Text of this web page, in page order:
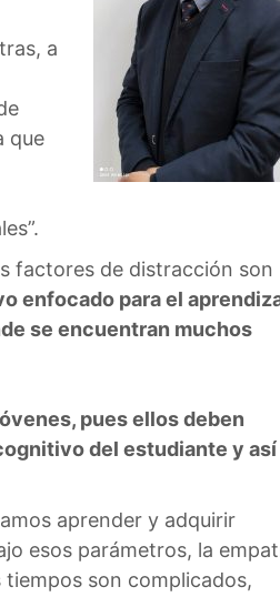
a
que
factores de distracción son
enfocado para el
se encuentran muchos
pues ellos deben
del estudiante y así
aprender y adquirir
esos parámetros, la
son complicados,